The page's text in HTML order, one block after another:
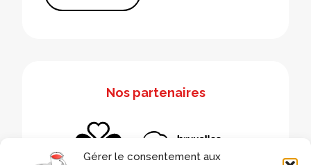
Gérer le consentement aux
Nos partenaires